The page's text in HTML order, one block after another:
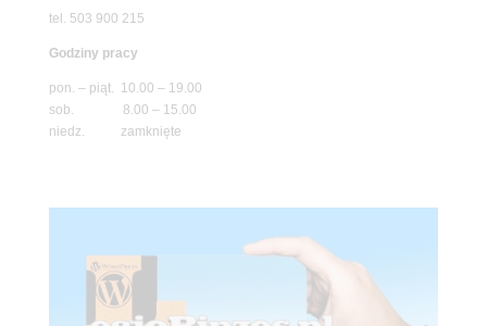
tel. 503 900 215
Godziny pracy
pon. – piąt. 10.00 – 19.00
sob. 8.00 – 15.00
niedz. zamknięte